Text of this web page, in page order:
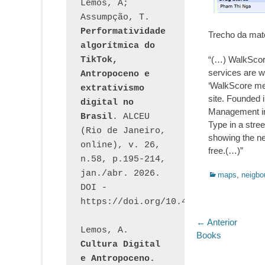
Trecho da
“(…)
services are
‘WalkScore
site. Founded
Management
Type in a
showing the
free.(…)”
Categorias:
maps,
de
← Anterior
Post
Books
Lemos, A;
Performatividade
algorítmica do
TikTok,
Antropoceno e
extrativismo
digital no
Brasil. ALCEU
(Rio de Janeiro,
online), v. 26,
n.58, p.195-214,
jan./abr. 2026.
DOI -
https://doi.org/10.46391/
Cultura Digital
e Antropoceno.